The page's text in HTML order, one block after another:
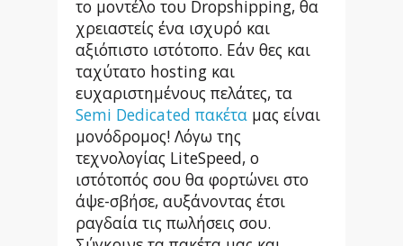
το μοντέλο του Dropshipping, θα
χρειαστείς ένα ισχυρό και
αξιόπιστο ιστότοπο. Εάν θες και
ταχύτατο hosting και
ευχαριστημένους πελάτες, τα
Semi Dedicated πακέτα μας είναι
μονόδρομος! Λόγω της
τεχνολογίας LiteSpeed, ο
ιστότοπός σου θα φορτώνει στο
άψε-σβήσε, αυξάνοντας έτσι
ραγδαία τις πωλήσεις σου.